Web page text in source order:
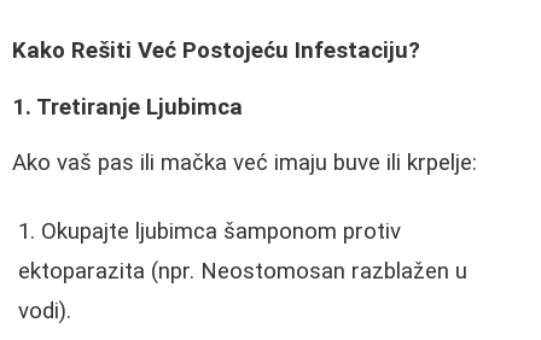
Kako Rešiti Već Postojeću Infestaciju?
1. Tretiranje Ljubimca
Ako vaš pas ili mačka već imaju buve ili krpelje:
Okupajte ljubimca šamponom protiv
ektoparazita (npr. Neostomosan razblažen u
vodi).